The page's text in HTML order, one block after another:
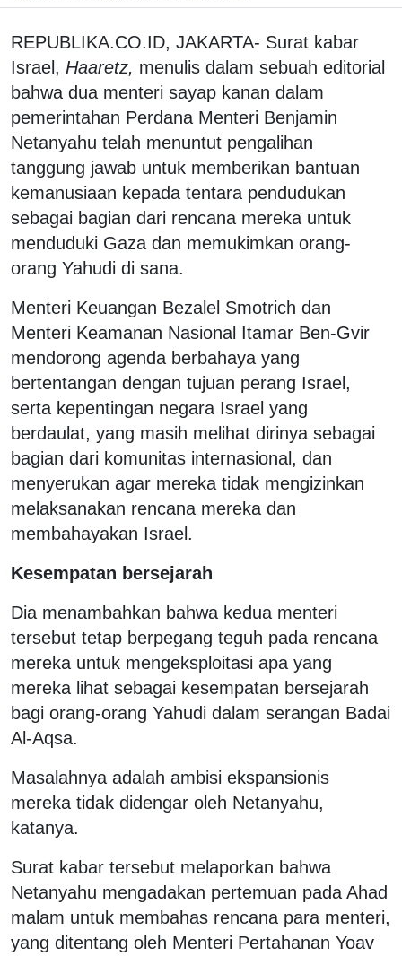
REPUBLIKA.CO.ID, JAKARTA- Surat kabar
Israel, Haaretz, menulis dalam sebuah editorial
bahwa dua menteri sayap kanan dalam
pemerintahan Perdana Menteri Benjamin
Netanyahu telah menuntut pengalihan
tanggung jawab untuk memberikan bantuan
kemanusiaan kepada tentara pendudukan
sebagai bagian dari rencana mereka untuk
menduduki Gaza dan memukimkan orang-
orang Yahudi di sana.
Menteri Keuangan Bezalel Smotrich dan
Menteri Keamanan Nasional Itamar Ben-Gvir
mendorong agenda berbahaya yang
bertentangan dengan tujuan perang Israel,
serta kepentingan negara Israel yang
berdaulat, yang masih melihat dirinya sebagai
bagian dari komunitas internasional, dan
menyerukan agar mereka tidak mengizinkan
melaksanakan rencana mereka dan
membahayakan Israel.
Kesempatan bersejarah
Dia menambahkan bahwa kedua menteri
tersebut tetap berpegang teguh pada rencana
mereka untuk mengeksploitasi apa yang
mereka lihat sebagai kesempatan bersejarah
bagi orang-orang Yahudi dalam serangan Badai
Al-Aqsa.
Masalahnya adalah ambisi ekspansionis
mereka tidak didengar oleh Netanyahu,
katanya.
Surat kabar tersebut melaporkan bahwa
Netanyahu mengadakan pertemuan pada Ahad
malam untuk membahas rencana para menteri,
yang ditentang oleh Menteri Pertahanan Yoav